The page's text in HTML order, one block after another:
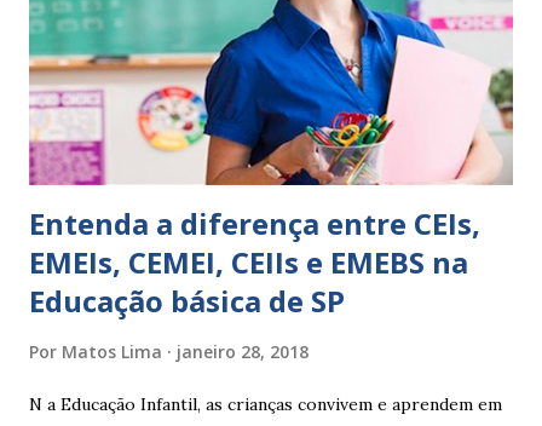
conceitos, está em fase de aprendizado. Não tem limites
Apresenta dificuldades de auto-regulação, pois… É nervoso
Ainda não desenvolveu habilidades para convívio no
ambiente...
Entenda a diferença entre CEIs,
EMEIs, CEMEI, CEIIs e EMEBS na
Educação básica de SP
Por Matos Lima janeiro 28, 2018
N a Educação Infantil, as crianças convivem e aprendem em